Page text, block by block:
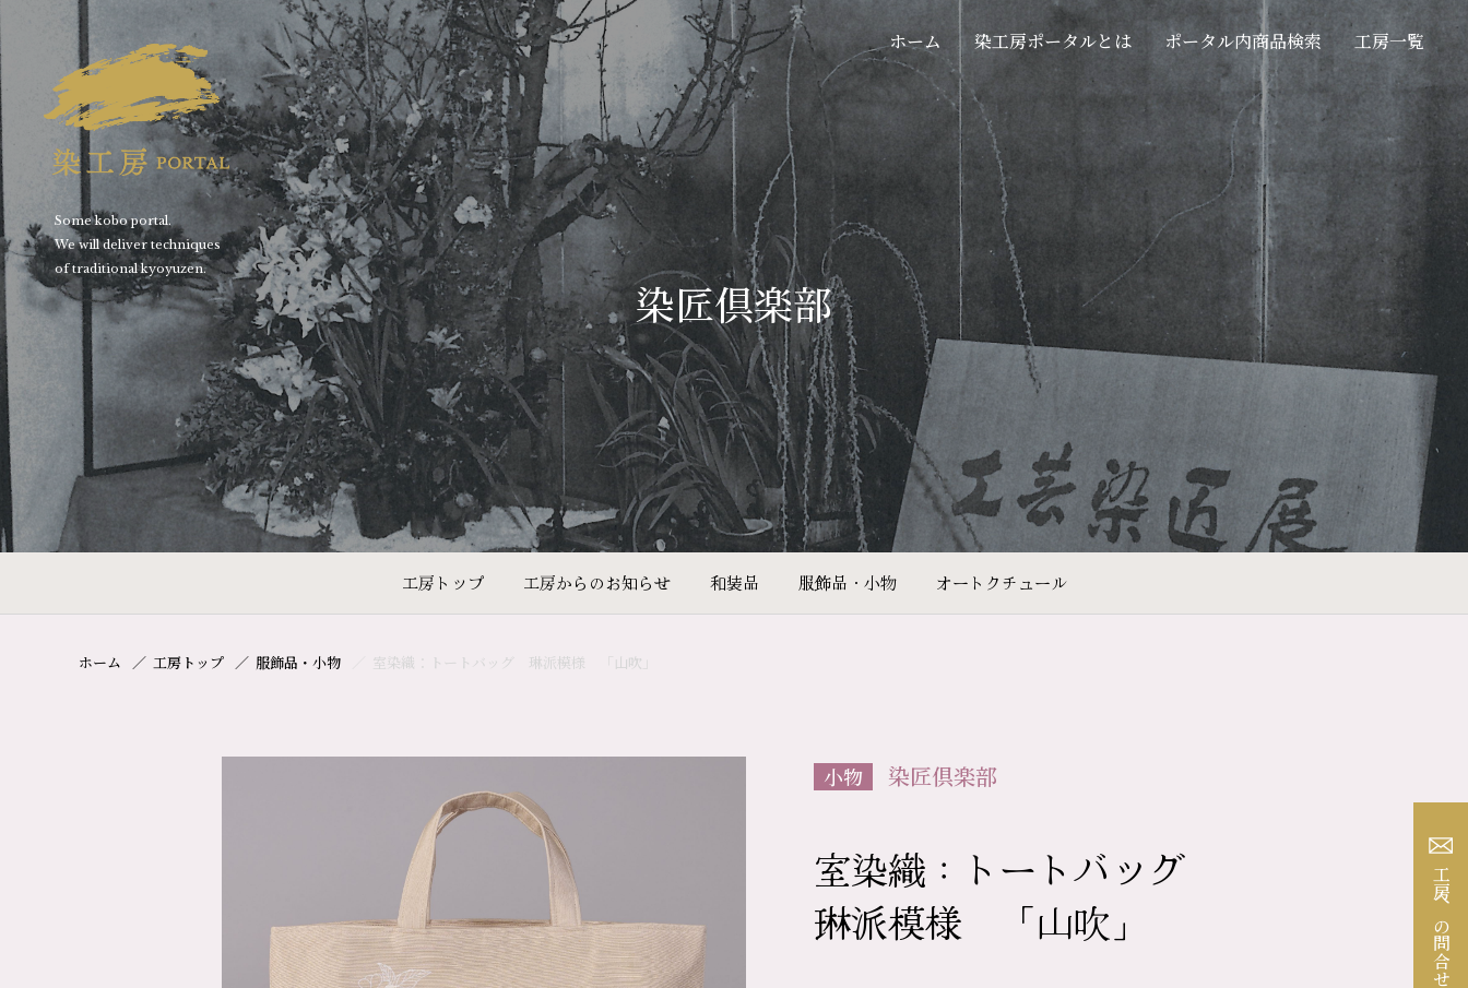
Some kobo portal.
We will deliver techniques
of traditional kyoyuzen.
ホーム 染工房ポータルとは ポータル内商品検索 工房一覧
染匠倶楽部
工房トップ 工房からのお知らせ 和装品 服飾品・小物 オートクチュール
工房への問合せ
ホーム 工房トップ 服飾品・小物 室染織：トートバッグ 琳派模様 「山吹」
小物 染匠倶楽部
室染織：トートバッグ
琳派模様 「山吹」